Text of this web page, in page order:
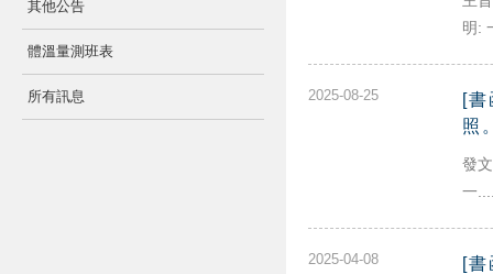
其他公告
體溫量測班表
所有訊息
明:
2025-08-25
[
照
發
一
2025-04-08
[書